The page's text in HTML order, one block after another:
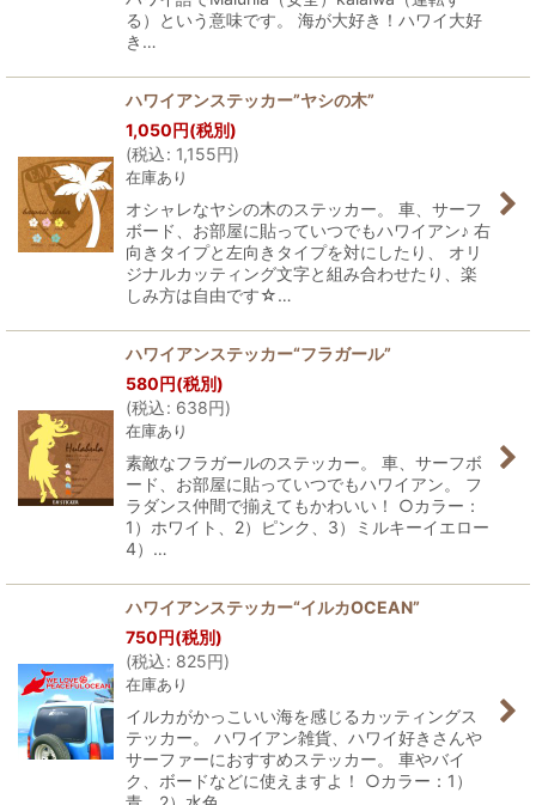
る）という意味です。 海が大好き！ハワイ大好
き…
ハワイアンステッカー”ヤシの木”
1,050円(税別)
(税込: 1,155円)
在庫あり
オシャレなヤシの木のステッカー。 車、サーフ
ボード、お部屋に貼っていつでもハワイアン♪ 右
向きタイプと左向きタイプを対にしたり、 オリ
ジナルカッティング文字と組み合わせたり、楽
しみ方は自由です☆…
ハワイアンステッカー“フラガール”
580円(税別)
(税込: 638円)
在庫あり
素敵なフラガールのステッカー。 車、サーフボ
ード、お部屋に貼っていつでもハワイアン。 フ
ラダンス仲間で揃えてもかわいい！ ○カラー：
1）ホワイト、2）ピンク、3）ミルキーイエロー
4）…
ハワイアンステッカー“イルカOCEAN”
750円(税別)
(税込: 825円)
在庫あり
イルカがかっこいい海を感じるカッティングス
テッカー。 ハワイアン雑貨、ハワイ好きさんや
サーファーにおすすめステッカー。 車やバイ
ク、ボードなどに使えますよ！ ○カラー：1）